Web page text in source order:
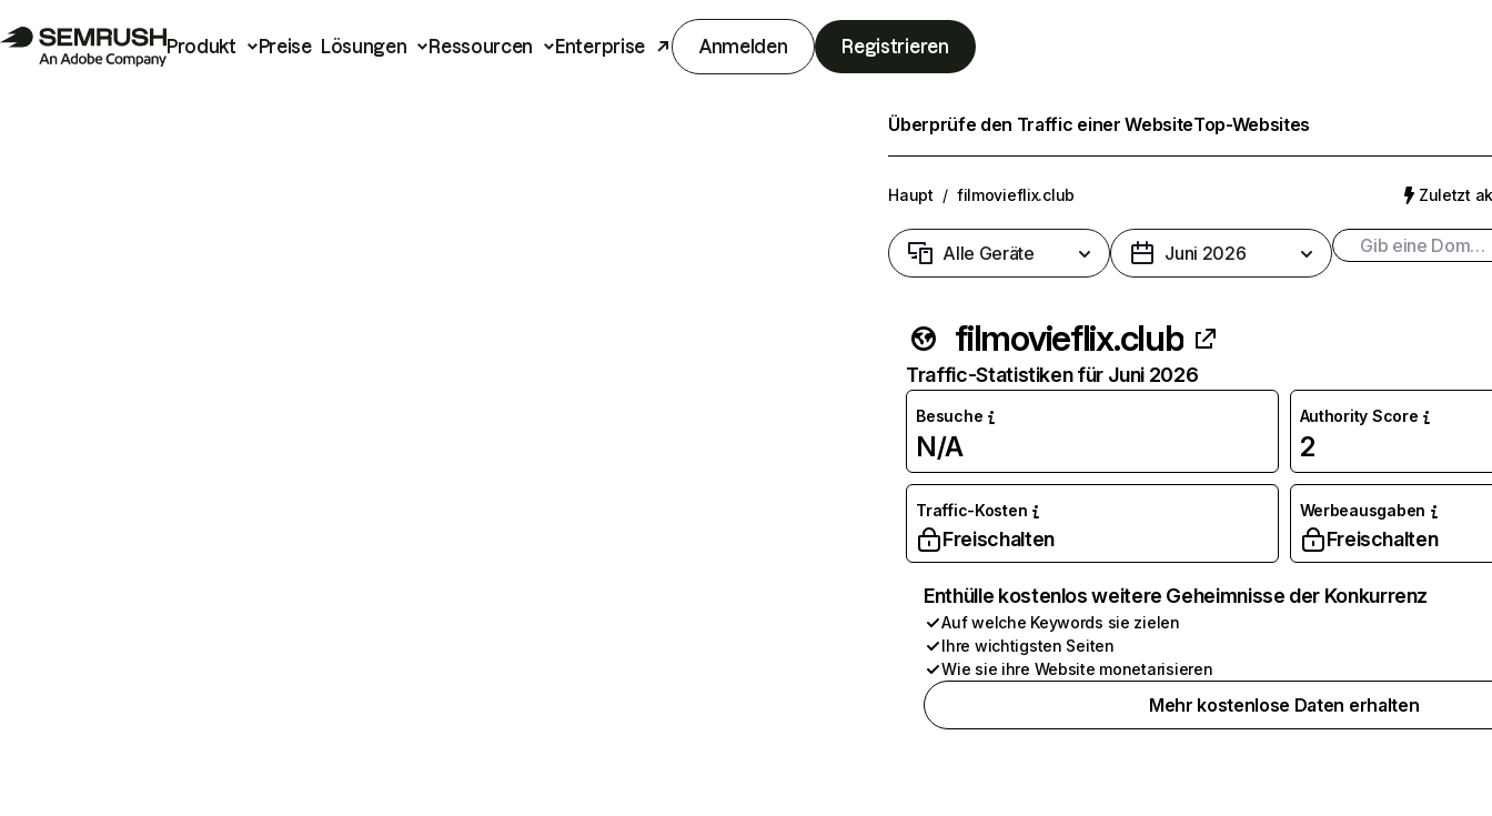
Produkt Preise Lösungen Ressourcen Enterprise Anmelden Registrieren
Überprüfe den Traffic einer WebsiteTop-Websites
Haupt / filmovieflix.club Zuletzt
Alle Geräte Juni 2026
filmovieflix.club
Traffic-Statistiken für Juni 2026
Besuche
N/A
Authority Score
2
Traffic-Kosten
Freischalten
Werbeausgaben
Freischalten
Enthülle kostenlos weitere Geheimnisse der Konkurrenz
Auf welche Keywords sie zielen
Ihre wichtigsten Seiten
Wie sie ihre Website monetarisieren
Mehr kostenlose Daten erhalten